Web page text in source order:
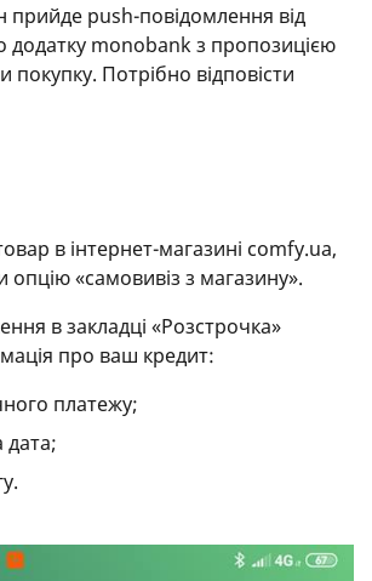
прийде push-повідомлення від
додатку monobank з пропозицією
покупку. Потрібно відповісти
в інтернет-магазині comfy.ua,
опцію «самовивіз з магазину».
в закладці «Розстрочка»
про ваш кредит:
платежу;
дата;